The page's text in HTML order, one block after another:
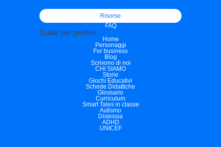
Risorse
FAQ
Guide per genitori
Home
Personaggi
For business
Blog
Scrivono di noi
CHI SIAMO
Storie
Giochi Educativi
Schede Didattiche
Glossario
Curriculum
Smart Tales in classe
Autismo
Dislessia
ADHD
UNICEF